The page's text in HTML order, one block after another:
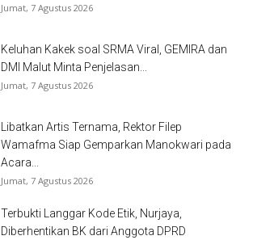
Jumat, 7 Agustus 2026
Keluhan Kakek soal SRMA Viral, GEMIRA dan
DMI Malut Minta Penjelasan...
Jumat, 7 Agustus 2026
Libatkan Artis Ternama, Rektor Filep
Wamafma Siap Gemparkan Manokwari pada
Acara...
Jumat, 7 Agustus 2026
Terbukti Langgar Kode Etik, Nurjaya,
Diberhentikan BK dari Anggota DPRD